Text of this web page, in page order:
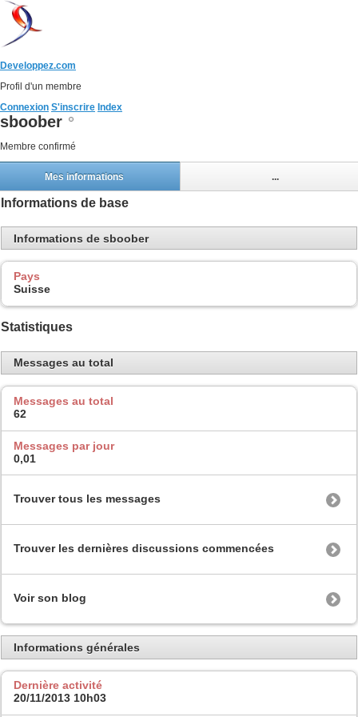
Developpez.com
Profil d'un membre
Connexion S'inscrire Index
sboober
Membre confirmé
Mes informations ...
Informations de base
Informations de sboober
Pays
Suisse
Statistiques
Messages au total
Messages au total
62
Messages par jour
0,01
Trouver tous les messages
Trouver les dernières discussions commencées
Voir son blog
Informations générales
Dernière activité
20/11/2013 10h03